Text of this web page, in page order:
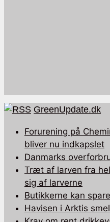
GreenUpdate.dk
Forurening på
bliver nu indkapslet
Danmarks
Træt af larven fra
sig af larverne
Butikkerne kan
Havisen i Arktis